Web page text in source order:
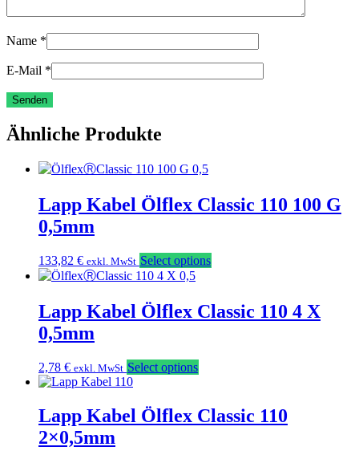
Name *
E-Mail *
Ähnliche Produkte
Lapp Kabel Ölflex Classic 110 100 G
0,5mm
133,82 € exkl. MwSt Select options
Lapp Kabel Ölflex Classic 110 4 X
0,5mm
2,78 € exkl. MwSt Select options
Lapp Kabel Ölflex Classic 110
2×0,5mm